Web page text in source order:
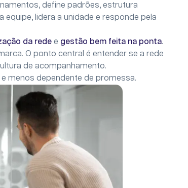
define padrões, estrutura
lidera a unidade e responde pela
da redee gestão bem feita na ponta.
O ponto central é entender se a rede
de acompanhamento.
menos dependente de promessa.